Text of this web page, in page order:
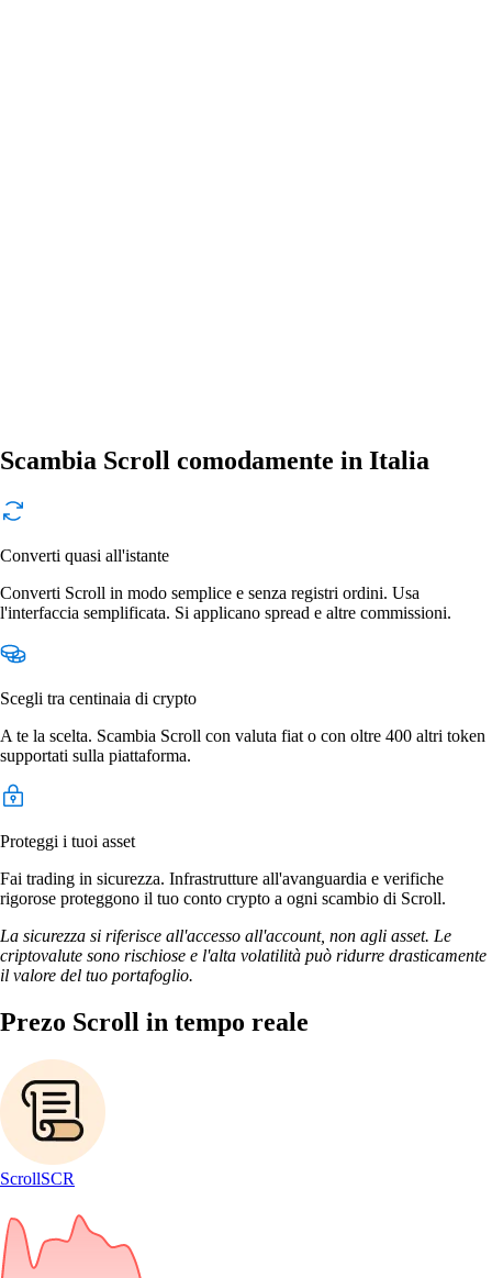
Scambia Scroll comodamente in Italia
Converti quasi all'istante
Converti Scroll in modo semplice e senza registri ordini. Usa
l'interfaccia semplificata. Si applicano spread e altre commissioni.
Scegli tra centinaia di crypto
A te la scelta. Scambia Scroll con valuta fiat o con oltre 400 altri token
supportati sulla piattaforma.
Proteggi i tuoi asset
Fai trading in sicurezza. Infrastrutture all'avanguardia e verifiche
rigorose proteggono il tuo conto crypto a ogni scambio di Scroll.
La sicurezza si riferisce all'accesso all'account, non agli asset. Le
criptovalute sono rischiose e l'alta volatilità può ridurre drasticamente
il valore del tuo portafoglio.
Prezo Scroll in tempo reale
ScrollSCR